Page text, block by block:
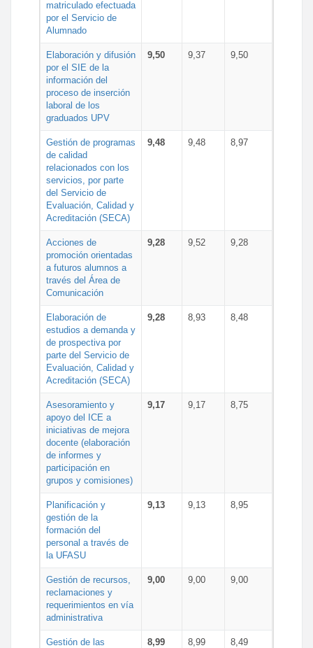
matriculado efectuada
por el Servicio de
Alumnado
Elaboración y difusión
por el SIE de la
información del
proceso de inserción
laboral de los
graduados UPV
9,50 9,37 9,50
Gestión de programas
de calidad
relacionados con los
servicios, por parte
del Servicio de
Evaluación, Calidad y
Acreditación (SECA)
9,48 9,48 8,97
Acciones de
promoción orientadas
a futuros alumnos a
través del Área de
Comunicación
9,28 9,52 9,28
Elaboración de
estudios a demanda y
de prospectiva por
parte del Servicio de
Evaluación, Calidad y
Acreditación (SECA)
9,28 8,93 8,48
Asesoramiento y
apoyo del ICE a
iniciativas de mejora
docente (elaboración
de informes y
participación en
grupos y comisiones)
9,17 9,17 8,75
Planificación y
gestión de la
formación del
personal a través de
la UFASU
9,13 9,13 8,95
Gestión de recursos,
reclamaciones y
requerimientos en vía
administrativa
9,00 9,00 9,00
Gestión de las
8,99 8,99 8,49